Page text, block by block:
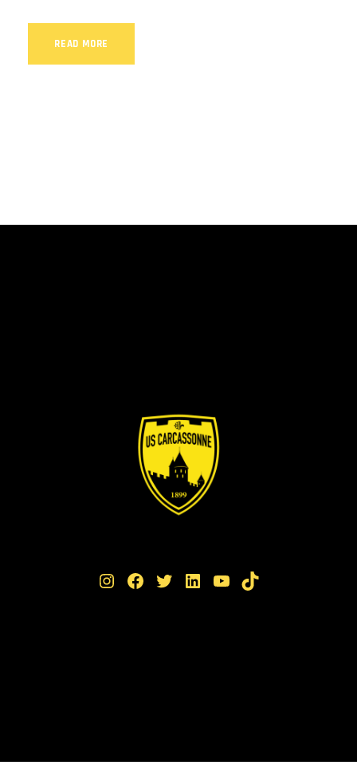
READ MORE
Instagram Facebook Twitter LinkedIn YouTube TikTok